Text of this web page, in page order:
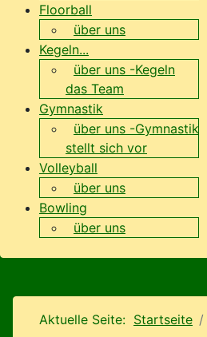
Floorball
über uns
Kegeln...
über uns -Kegeln
das Team
Gymnastik
über uns -Gymnastik
stellt sich vor
Volleyball
über uns
Bowling
über uns
Aktuelle Seite: Startseite